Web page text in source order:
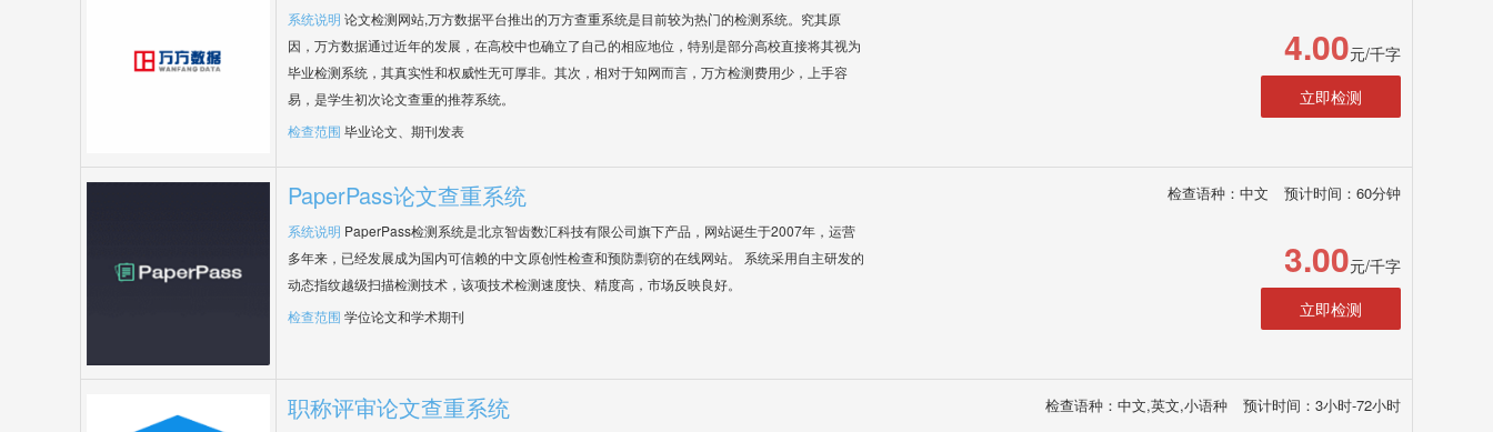
系统说明 论文检测网站,万方数据平台推出的万方查重系统是目前较为热门的检测系统。究其原
因，万方数据通过近年的发展，在高校中也确立了自己的相应地位，特别是部分高校直接将其视为
毕业检测系统，其真实性和权威性无可厚非。其次，相对于知网而言，万方检测费用少，上手容
易，是学生初次论文查重的推荐系统。
检查范围 毕业论文、期刊发表
4.00元/千字
立即检测
PaperPass论文查重系统 检查语种：中文 预计时间：60分钟
系统说明 PaperPass检测系统是北京智齿数汇科技有限公司旗下产品，网站诞生于2007年，运营
多年来，已经发展成为国内可信赖的中文原创性检查和预防剽窃的在线网站。 系统采用自主研发的
动态指纹越级扫描检测技术，该项技术检测速度快、精度高，市场反映良好。
检查范围 学位论文和学术期刊
3.00元/千字
立即检测
职称评审论文查重系统 检查语种：中文,英文,小语种 预计时间：3小时-72小时